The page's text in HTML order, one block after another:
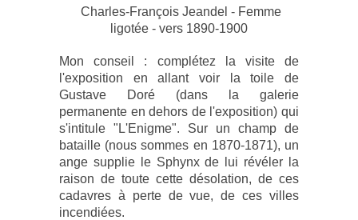
Charles-François Jeandel - Femme
ligotée - vers 1890-1900
Mon conseil : complétez la visite de
l'exposition en allant voir la toile de
Gustave Doré (dans la galerie
permanente en dehors de l'exposition) qui
s'intitule "L'Enigme". Sur un champ de
bataille (nous sommes en 1870-1871), un
ange supplie le Sphynx de lui révéler la
raison de toute cette désolation, de ces
cadavres à perte de vue, de ces villes
incendiées.